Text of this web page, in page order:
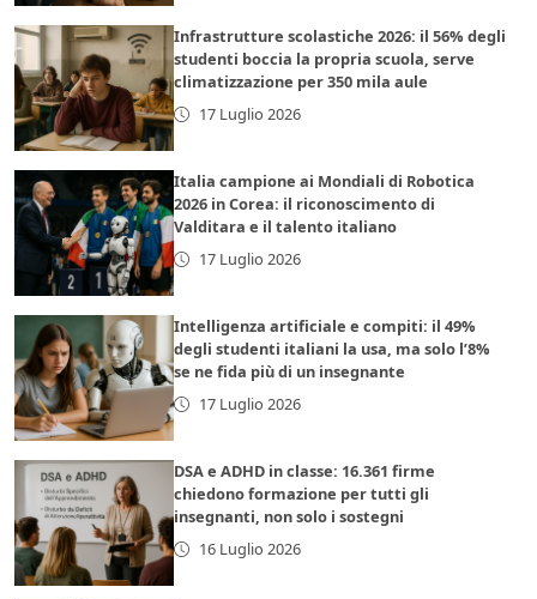
Infrastrutture scolastiche 2026: il 56% degli
studenti boccia la propria scuola, serve
climatizzazione per 350 mila aule
17 Luglio 2026
Italia campione ai Mondiali di Robotica
2026 in Corea: il riconoscimento di
Valditara e il talento italiano
17 Luglio 2026
Intelligenza artificiale e compiti: il 49%
degli studenti italiani la usa, ma solo l’8%
se ne fida più di un insegnante
17 Luglio 2026
DSA e ADHD in classe: 16.361 firme
chiedono formazione per tutti gli
insegnanti, non solo i sostegni
16 Luglio 2026